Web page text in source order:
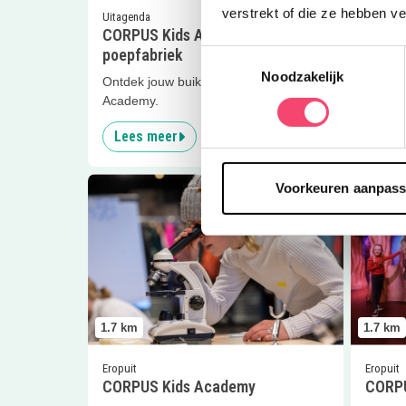
verstrekt of die ze hebben
Noodzakelijk
Voorkeuren
Uitagenda
CORPUS Kids Academy – De
poepfabriek
Ontdek jouw buik met CORPUS Kids
Academy.
Lees meer
Eropuit
1.7 km
Eropuit
CORPUS Kids Academy
Lees meer CORPUS Kids Academy
1.7 km
Eropuit
Lees